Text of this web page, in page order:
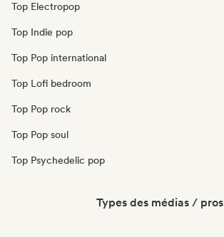
Top Electropop
Top Indie pop
Top Pop international
Top Lofi bedroom
Top Pop rock
Top Pop soul
Top Psychedelic pop
Types des médias / pros